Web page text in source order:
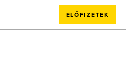
ELŐFIZETEK